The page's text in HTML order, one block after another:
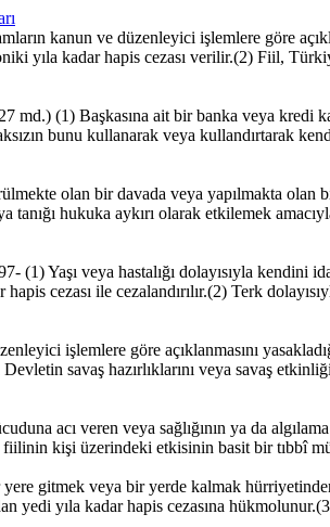
kanun ve düzenleyici işlemlere göre
yıla kadar hapis cezası verilir.(2) Fiil,
(1) Başkasına ait bir banka veya kredi
bunu kullanarak veya kullandırtarak
olan bir davada veya yapılmakta olan
hukuka aykırı olarak etkilemek
Yaşı veya hastalığı dolayısıyla kendini
cezası ile cezalandırılır.(2) Terk
işlemlere göre açıklanmasını
savaş hazırlıklarını veya savaş
acı veren veya sağlığının ya da
kişi üzerindeki etkisinin basit bir tıbbî
gitmek veya bir yerde kalmak
yıla kadar hapis cezasına